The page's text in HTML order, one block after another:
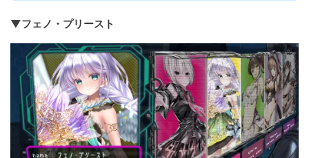
▼フェノ・プリースト